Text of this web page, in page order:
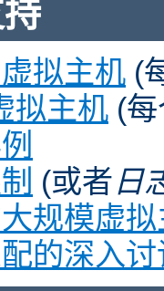
拟主机 (
拟主机 (
(或者日
规模虚
的深入讨